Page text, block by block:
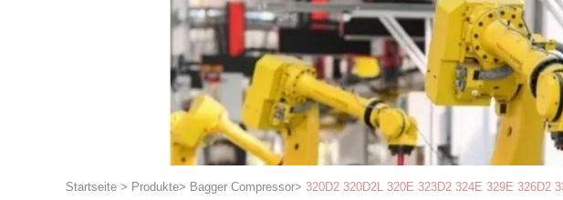
Startseite > Produkte> Bagger Compressor> 320D2 320D2L 320E 323D2 324E 329E 326D2